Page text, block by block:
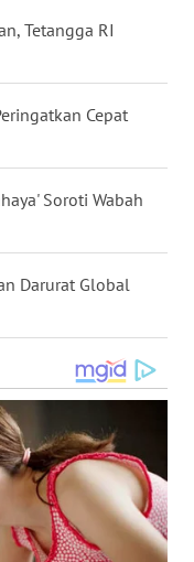
Tetangga RI
Cepat
Soroti Wabah
Darurat Global